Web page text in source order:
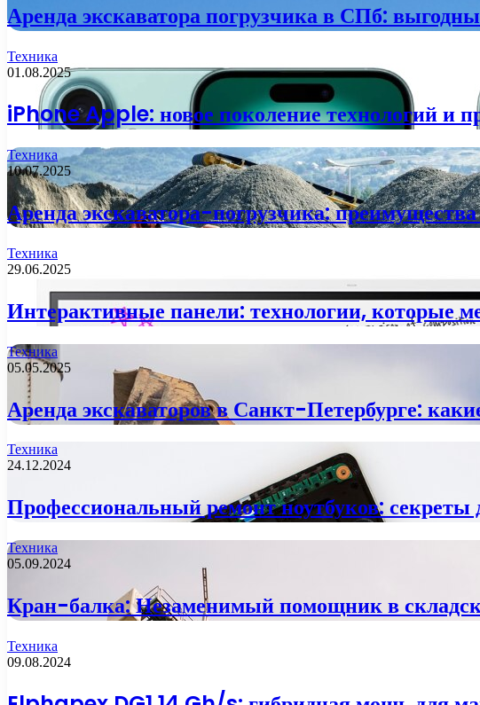
Аренда экскаватора погрузчика в СПб:
Техника
01.08.2025
iPhone Apple: новое поколение технологий и
Техника
10.07.2025
Аренда экскаватора-погрузчика:
Техника
29.06.2025
Интерактивные панели: технологии, которые
Техника
05.05.2025
Аренда экскаваторов в Санкт-Петербурге:
Техника
24.12.2024
Профессиональный ремонт ноутбуков: секреты
Техника
05.09.2024
Кран-балка: Незаменимый помощник в
Техника
09.08.2024